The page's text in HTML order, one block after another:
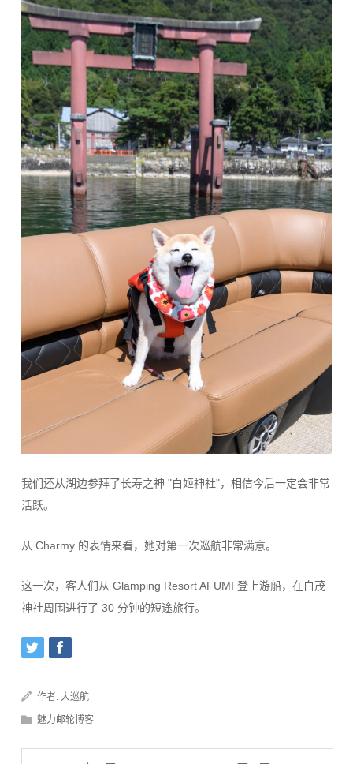
我们还从湖边参拜了长寿之神 "白姬神社"，相信今后一定会非常
活跃。
从 Charmy 的表情来看，她对第一次巡航非常满意。
这一次，客人们从 Glamping Resort AFUMI 登上游船，在白茂
神社周围进行了 30 分钟的短途旅行。
作者:大巡航
魅力邮轮博客